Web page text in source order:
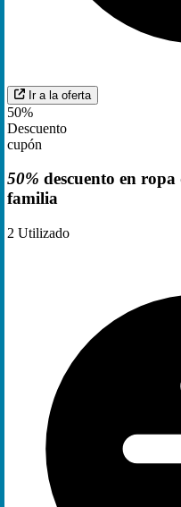
Ir a la oferta
50%
Descuento
cupón
50% descuento en
familia
2 Utilizado